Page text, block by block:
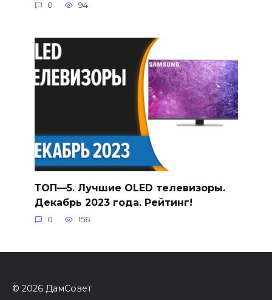
0 94
ТОП—5. Лучшие OLED телевизоры.
Декабрь 2023 года. Рейтинг!
0 156
© 2026 ДамСовет